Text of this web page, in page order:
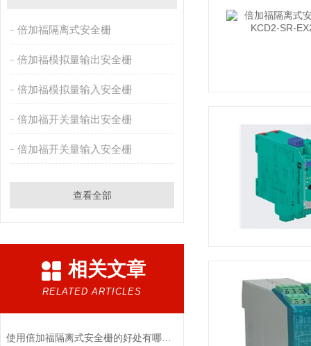
倍加福隔离式安全栅
倍加福模拟量输出安全栅
倍加福模拟量输入安全栅
倍加福开关量输出安全栅
倍加福开关量输入安全栅
查看全部
相关文章
RELATED ARTICLES
使用倍加福隔离式安全栅的好处有哪些？